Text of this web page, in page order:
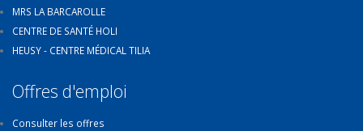
MRS LA BARCAROLLE
CENTRE DE SANTÉ HOLI
HEUSY - CENTRE MÉDICAL TILIA
Offres d'emploi
Consulter les offres